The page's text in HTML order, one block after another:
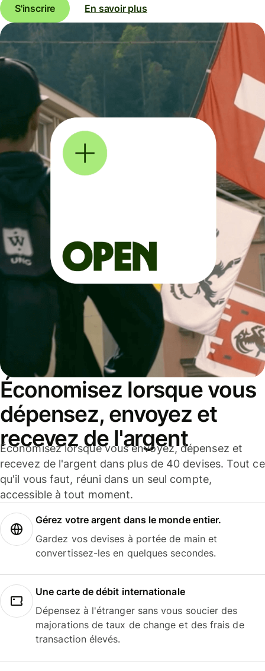
S'inscrire
En savoir plus
Économisez lorsque vous
dépensez, envoyez et
recevez de l'argent
Économisez lorsque vous envoyez, dépensez et
recevez de l'argent dans plus de 40 devises. Tout ce
qu'il vous faut, réuni dans un seul compte,
accessible à tout moment.
Gérez votre argent dans le monde entier.
Gardez vos devises à portée de main et
convertissez-les en quelques secondes.
Une carte de débit internationale
Dépensez à l'étranger sans vous soucier des
majorations de taux de change et des frais de
transaction élevés.